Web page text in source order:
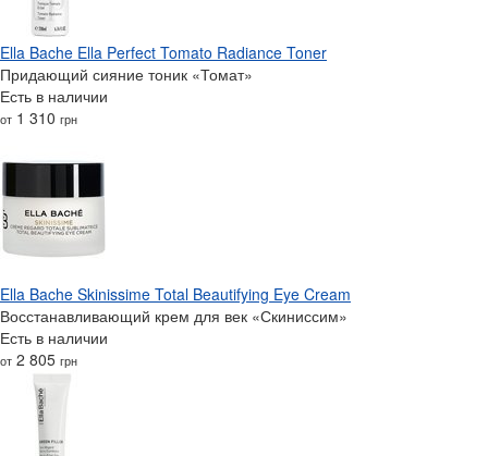
Ella Bache Ella Perfect Tomato Radiance Toner
Придающий сияние тоник «Томат»
Есть в наличии
от 1 310 грн
Ella Bache Skinissime Total Beautifying Eye Cream
Восстанавливающий крем для век «Скиниссим»
Есть в наличии
от 2 805 грн